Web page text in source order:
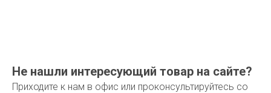
Не нашли интересующий товар на сайте?
Приходите к нам в офис или проконсультируйтесь со